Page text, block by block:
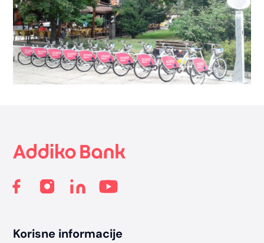
Korisne informacije